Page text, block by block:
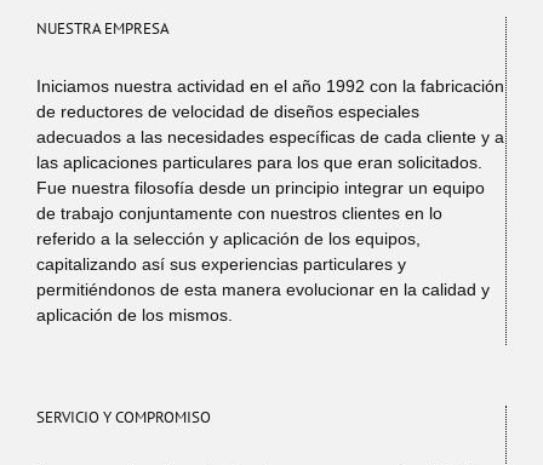
NUESTRA EMPRESA
Iniciamos nuestra actividad en el año 1992 con la fabricación
de reductores de velocidad de diseños especiales
adecuados a las necesidades específicas de cada cliente y a
las aplicaciones particulares para los que eran solicitados.
Fue nuestra filosofía desde un principio integrar un equipo
de trabajo conjuntamente con nuestros clientes en lo
referido a la selección y aplicación de los equipos,
capitalizando así sus experiencias particulares y
permitiéndonos de esta manera evolucionar en la calidad y
aplicación de los mismos.
SERVICIO Y COMPROMISO